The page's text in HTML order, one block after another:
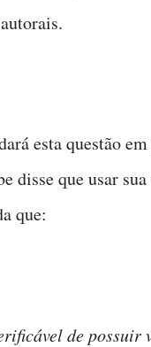
esta questão
disse que usar
que:
de